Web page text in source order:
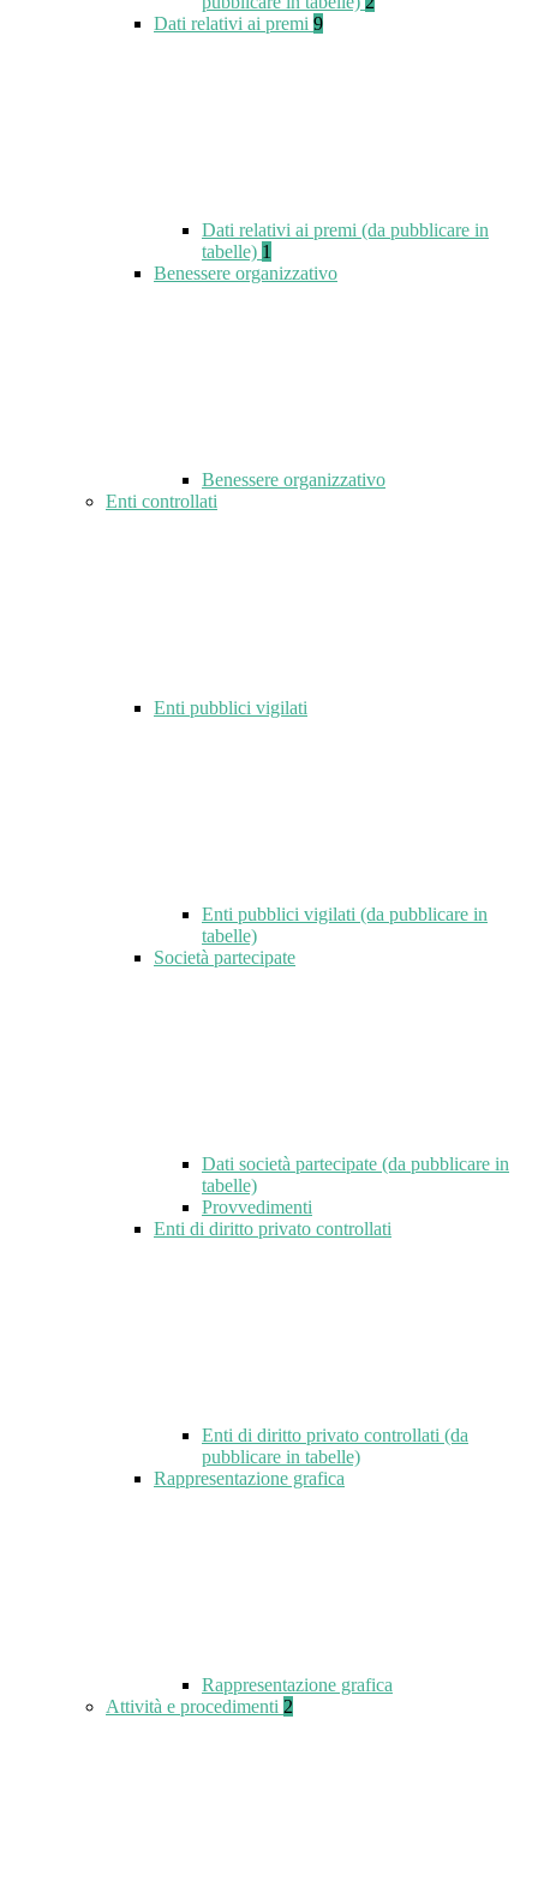
Dati relativi ai premi 9
Dati relativi ai premi (da pubblicare in
tabelle) 1
Benessere organizzativo
Benessere organizzativo
Enti controllati
Enti pubblici vigilati
Enti pubblici vigilati (da pubblicare in
tabelle)
Società partecipate
Dati società partecipate (da pubblicare in
tabelle)
Provvedimenti
Enti di diritto privato controllati
Enti di diritto privato controllati (da
pubblicare in tabelle)
Rappresentazione grafica
Rappresentazione grafica
Attività e procedimenti 2